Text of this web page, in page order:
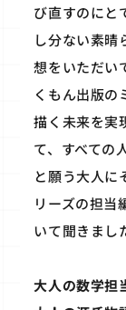
び直すのにと
し分ない素晴
想をいただい
くもん出版の
描く未来を実
て、すべての
と願う大人に
リーズの担当
いて聞きまし
大人の数学担